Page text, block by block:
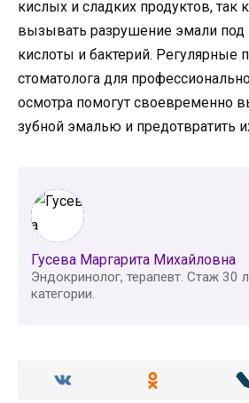
кислых и сладких продуктов, так
вызывать разрушение эмали под
кислоты и бактерий. Регулярные
стоматолога для
осмотра помогут своевременно
зубной эмалью и предотвратить
Гусева Маргарита Михайловна
Эндокринолог, терапевт. Стаж 30
категории.